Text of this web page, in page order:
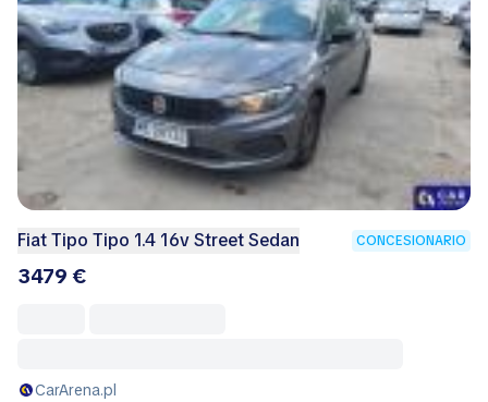
Fiat Tipo Tipo 1.4 16v Street Sedan CONCESIONARIO
3479 €
CarArena.pl